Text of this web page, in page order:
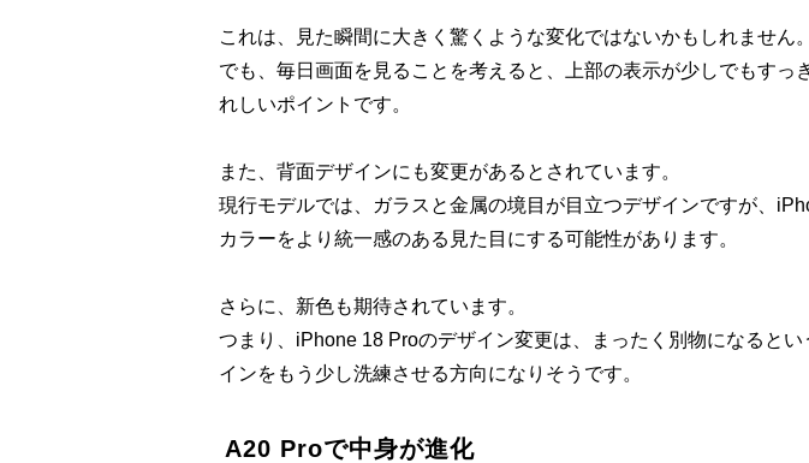
これは、見た瞬間に大きく驚くような変化ではないかもしれません。
でも、毎日画面を見ることを考えると、上部の表示が少しでもすっ
れしいポイントです。
また、背面デザインにも変更があるとされています。
現行モデルでは、ガラスと金属の境目が目立つデザインですが、
カラーをより統一感のある見た目にする可能性があります。
さらに、新色も期待されています。
つまり、iPhone 18 Proのデザイン変更は、まったく別物になると
インをもう少し洗練させる方向になりそうです。
A20 Proで中身が進化